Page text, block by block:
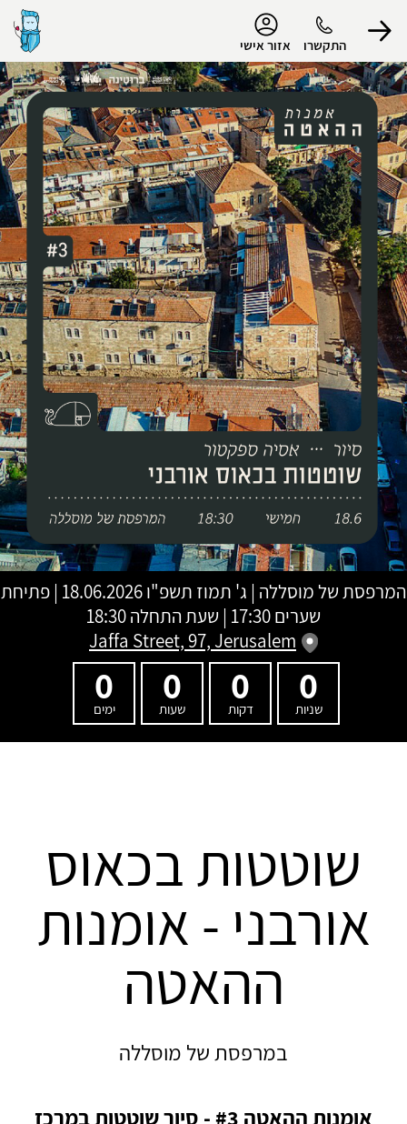
התקשרו אזור אישי
הפרופיל שלי
התנתק
המרפסת של מוסללה | ג' תמוז תשפ"ו
18.06.2026 | פתיחת
שערים 17:30 | שעת התחלה 18:30
Jaffa Street, 97, Jerusalem
0
שניות
0
דקות
0
שעות
0
ימים
שוטטות בכאוס
אורבני - אומנות
ההאטה
במרפסת של מוסללה
אומנות ההאטה #3 - סיור שוטטות במרכז